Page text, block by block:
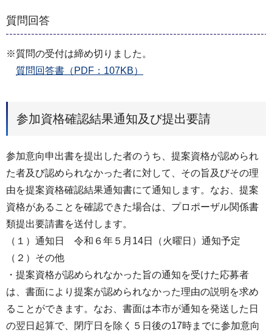
質問回答
※質問の受付は締め切りました。
質問回答書（PDF：107KB）
参加資格確認結果通知及び提出要請
参加意向申出書を提出した者のうち、提案資格が認められ
た者及び認められなかった者に対して、その旨及びその理
由を提案資格確認結果通知書にて通知します。なお、提案
資格があることを確認できた場合は、プロポーザル関係書
類提出要請書を送付します。
（１）通知日 令和６年５月14日（火曜日）通知予定
（２）その他
・提案資格が認められなかった旨の通知を受けた応募者
は、書面により提案が認められなかった理由の説明を求め
ることができます。なお、書面は本市が通知を発送した日
の翌日起算で、閉庁日を除く５日後の17時までに参加意向